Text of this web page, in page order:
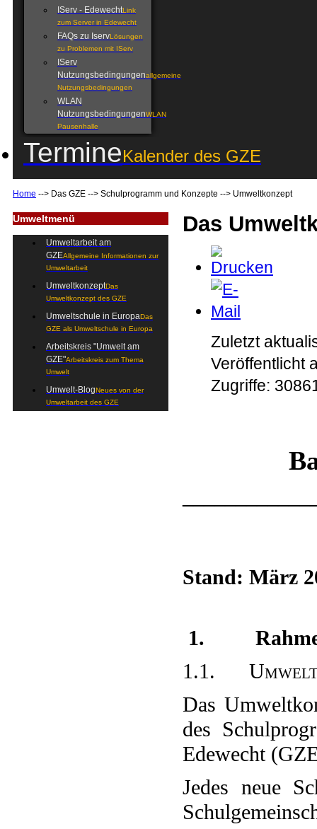
IServ - EdewechtLink
zum Server in Edewecht
FAQs zu IservLösungen
zu Problemen mit IServ
IServ
Nutzungsbedingungenallgemeine
Nutzungsbedingungen
WLAN
NutzungsbedingungenWLAN
Pausenhalle
TermineKalender des GZE
Home --> Das GZE --> Schulprogramm und Konzepte --> Umweltkonzept
Das
Zuletzt
Veröffentlicht
Zugriffe:
Stand: März
1.
1.1.
Das
des
Edewecht
Jedes neue
Umweltmenü
Umweltarbeit am
GZEAllgemeine Informationen zur
Umweltarbeit
UmweltkonzeptDas
Umweltkonzept des GZE
Umweltschule in EuropaDas
GZE als Umweltschule in Europa
Arbeitskreis "Umwelt am
GZE"Arbeitskreis zum Thema
Umwelt
Umwelt-BlogNeues von der
Umweltarbeit des GZE